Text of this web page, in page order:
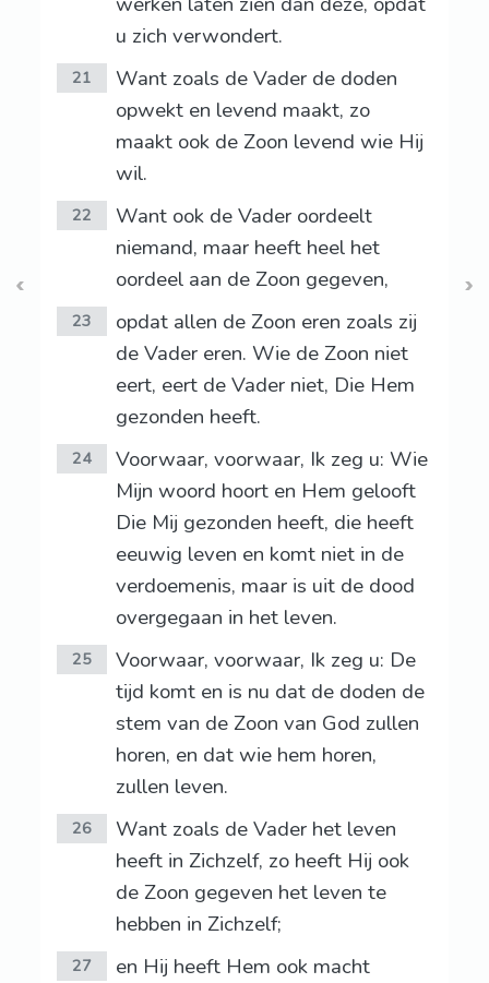
u zich verwondert.
21
Want zoals de Vader de doden
opwekt en levend maakt, zo
maakt ook de Zoon levend wie Hij
wil.
22
Want ook de Vader oordeelt
niemand, maar heeft heel het
oordeel aan de Zoon gegeven,
23
opdat allen de Zoon eren zoals zij
de Vader eren. Wie de Zoon niet
eert, eert de Vader niet, Die Hem
gezonden heeft.
24
Voorwaar, voorwaar, Ik zeg u: Wie
Mijn woord hoort en Hem gelooft
Die Mij gezonden heeft, die heeft
eeuwig leven en komt niet in de
verdoemenis, maar is uit de dood
overgegaan in het leven.
25
Voorwaar, voorwaar, Ik zeg u: De
tijd komt en is nu dat de doden de
stem van de Zoon van God zullen
horen, en dat wie hem horen,
zullen leven.
26
Want zoals de Vader het leven
heeft in Zichzelf, zo heeft Hij ook
de Zoon gegeven het leven te
hebben in Zichzelf;
27
en Hij heeft Hem ook macht